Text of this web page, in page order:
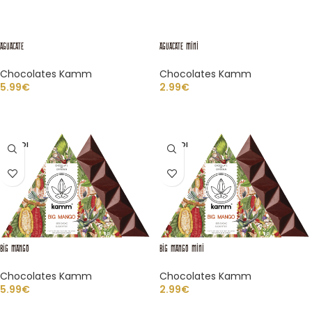
AGUACATE
Chocolates Kamm
5.99€
AGUACATE Mini
Chocolates Kamm
2.99€
VENDI
DO
BIG MANGO
Chocolates Kamm
5.99€
VENDI
DO
BIG MANGO Mini
Chocolates Kamm
2.99€